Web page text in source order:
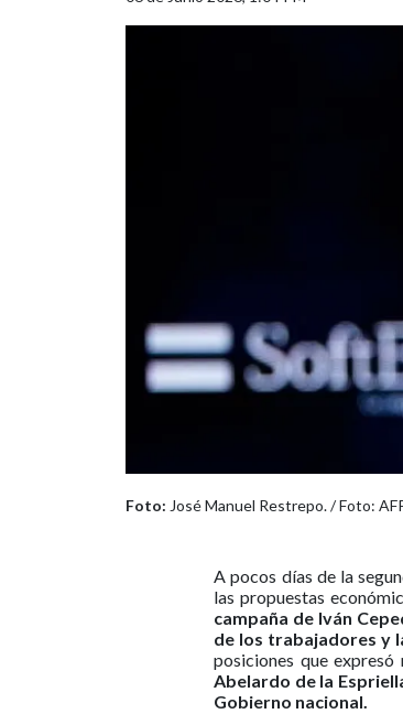
Foto: José Manuel Restrepo. / Foto:
A pocos días de la
las propuestas
campaña de Iván
de los trabajadores y
posiciones que expresó
Abelardo de la
Gobierno nacional.